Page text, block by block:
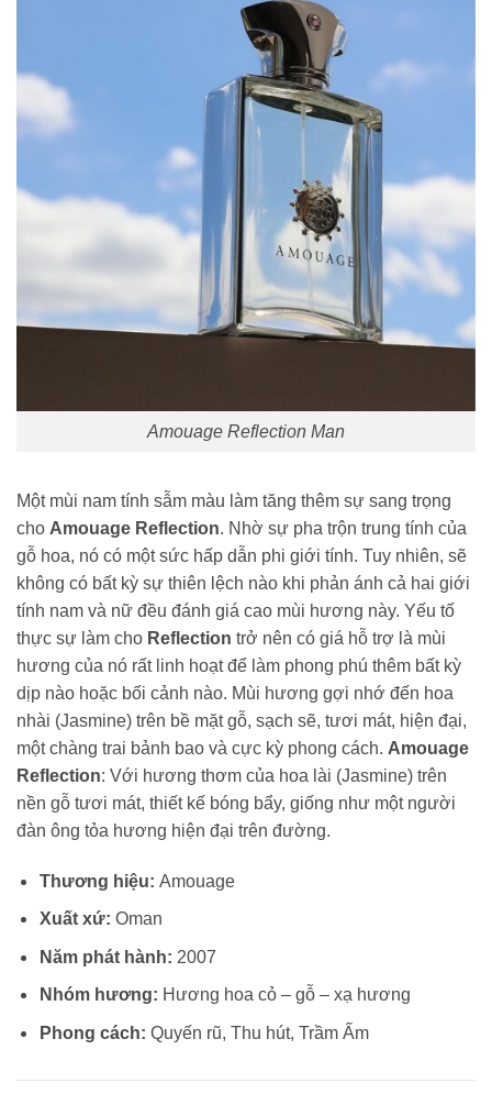
Amouage Reflection Man
Một mùi nam tính sẫm màu làm tăng thêm sự sang trọng
cho Amouage Reflection. Nhờ sự pha trộn trung tính của
gỗ hoa, nó có một sức hấp dẫn phi giới tính. Tuy nhiên, sẽ
không có bất kỳ sự thiên lệch nào khi phản ánh cả hai giới
tính nam và nữ đều đánh giá cao mùi hương này. Yếu tố
thực sự làm cho Reflection trở nên có giá hỗ trợ là mùi
hương của nó rất linh hoạt để làm phong phú thêm bất kỳ
dịp nào hoặc bối cảnh nào. Mùi hương gợi nhớ đến hoa
nhài (Jasmine) trên bề mặt gỗ, sạch sẽ, tươi mát, hiện đại,
một chàng trai bảnh bao và cực kỳ phong cách. Amouage
Reflection: Với hương thơm của hoa lài (Jasmine) trên
nền gỗ tươi mát, thiết kế bóng bẩy, giống như một người
đàn ông tỏa hương hiện đại trên đường.
Thương hiệu: Amouage
Xuất xứ: Oman
Năm phát hành: 2007
Nhóm hương: Hương hoa cỏ – gỗ – xạ hương
Phong cách: Quyến rũ, Thu hút, Trầm Ấm